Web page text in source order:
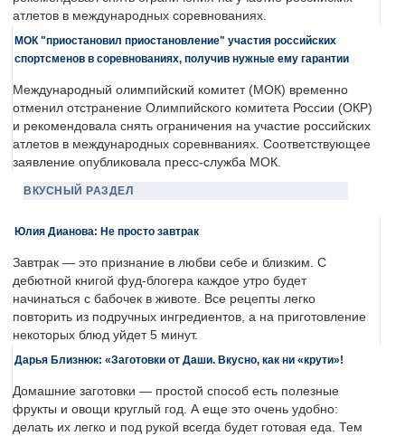
атлетов в международных соревнованиях.
МОК "приостановил приостановление" участия российских
спортсменов в соревнованиях, получив нужные ему гарантии
Международный олимпийский комитет (МОК) временно
отменил отстранение Олимпийского комитета России (ОКР)
и рекомендовала снять ограничения на участие российских
атлетов в международных соревнваниях. Соответствующее
заявление опубликовала пресс-служба МОК.
ВКУСНЫЙ РАЗДЕЛ
Юлия Дианова: Не просто завтрак
Завтрак — это признание в любви себе и близким. С
дебютной книгой фуд-блогера каждое утро будет
начинаться с бабочек в животе. Все рецепты легко
повторить из подручных ингредиентов, а на приготовление
некоторых блюд уйдет 5 минут.
Дарья Близнюк: «Заготовки от Даши. Вкусно, как ни «крути»!
Домашние заготовки — простой способ есть полезные
фрукты и овощи круглый год. А еще это очень удобно:
делать их легко и под рукой всегда будет готовая еда. Тем